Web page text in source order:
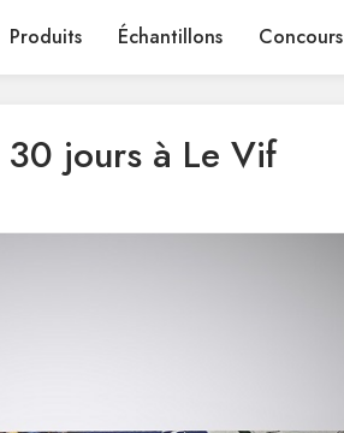
Produits Échantillons Concours
jours à Le Vif